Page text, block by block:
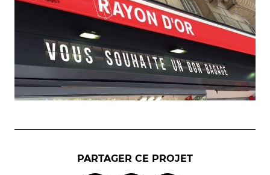
PARTAGER CE PROJET